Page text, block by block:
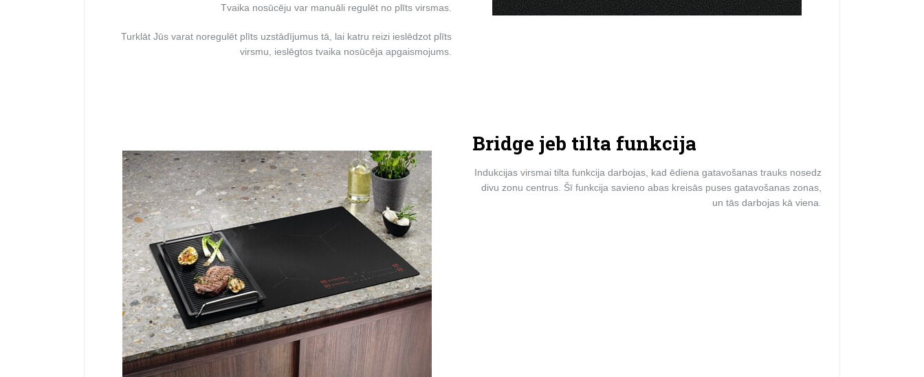
Tvaika nosūcēju var manuāli regulēt no plīts virsmas.
Turklāt Jūs varat noregulēt plīts uzstādījumus tā, lai katru reizi ieslēdzot plīts
virsmu, ieslēgtos tvaika nosūcēja apgaismojums.
Bridge jeb tilta funkcija
Indukcijas virsmai tilta funkcija darbojas, kad ēdiena gatavošanas trauks nosedz
divu zonu centrus. Šī funkcija savieno abas kreisās puses gatavošanas zonas,
un tās darbojas kā viena.